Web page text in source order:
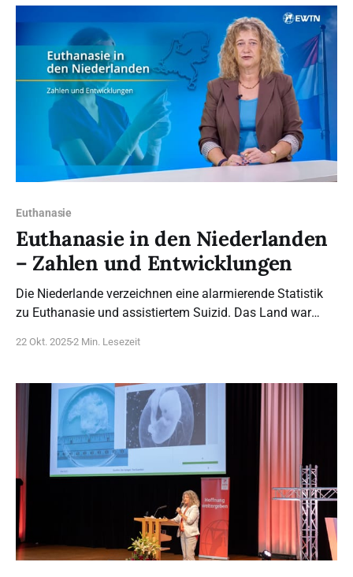
Zusammenarbeit für das Recht auf Leben und die
Menschenwürde auch im nächsten Jahr. Der Vorstand,
die
Euthanasie
Euthanasie in den Niederlanden
– Zahlen und Entwicklungen
Die Niederlande verzeichnen eine alarmierende Statistik
zu Euthanasie und assistiertem Suizid. Das Land war
22 Okt. 20252 Min. Lesezeit